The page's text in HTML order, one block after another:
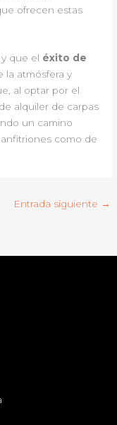
ofrecen estas
que el éxito de
la atmósfera y
al optar por el
alquiler de carpas
un camino
como de
Entrada siguiente →